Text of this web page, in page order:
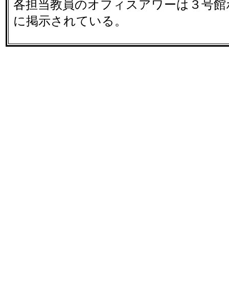
各担当教員のオフィスアワーは３号
に掲示されている。